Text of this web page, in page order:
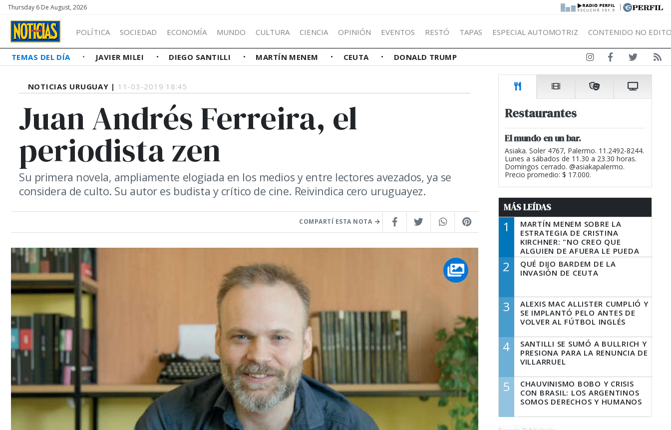
Thursday 6 De August, 2026 |
POLÍTICA SOCIEDAD ECONOMÍA MUNDO CULTURA CIENCIA OPINIÓN EVENTOS RESTÓ TAPAS ESPECIAL AUTOMOTRIZ CONTENIDO NO
TEMAS DEL DÍA JAVIER MILEI DIEGO SANTILLI MARTÍN MENEM CEUTA DONALD TRUMP
NOTICIAS URUGUAY | 11-03-2019 18:45
Juan Andrés Ferreira, el
periodista zen
Su primera novela, ampliamente elogiada en los medios y entre lectores avezados, ya se
considera de culto. Su autor es budista y crítico de cine. Reivindica cero uruguayez.
COMPARTÍ ESTA NOTA
Restaurantes
El mundo en un bar.
Asiaka. Soler 4767, Palermo. 11.2492-8244.
Lunes a sábados de 11.30 a 23.30 horas.
Domingos cerrado. @asiakapalermo.
Precio promedio: $ 17.000.
MÁS LEÍDAS
1
MARTÍN MENEM SOBRE LA
ESTRATEGIA DE CRISTINA
KIRCHNER: "NO CREO QUE
ALGUIEN DE AFUERA LE PUEDA
DECIR A LA JUSTICIA LO QUE
TIENE QUE HACER"
2
QUÉ DIJO BARDEM DE LA
INVASIÓN DE CEUTA
3
ALEXIS MAC ALLISTER CUMPLIÓ Y
SE IMPLANTÓ PELO ANTES DE
VOLVER AL FÚTBOL INGLÉS
4
SANTILLI SE SUMÓ A BULLRICH Y
PRESIONA PARA LA RENUNCIA DE
VILLARRUEL
5
CHAUVINISMO BOBO Y CRISIS
CON BRASIL: LOS ARGENTINOS
SOMOS DERECHOS Y HUMANOS